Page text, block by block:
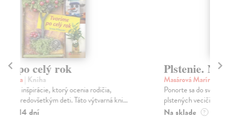
Plstenie. Návody na celý rok
Masárová Marína
Ponorte sa do sveta vlny a vlastnoručne vyrobených
plstených vecičiek. Kniha obsahuje informácie o d...
Na sklade